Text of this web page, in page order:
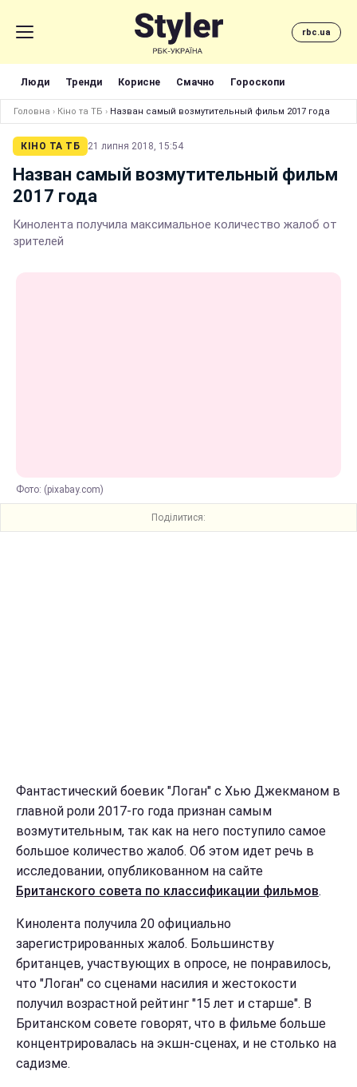
rbc.ua
Люди Тренди Корисне Смачно Гороскопи
Головна › Кіно та ТБ › Назван самый возмутительный фильм 2017 года
КІНО ТА ТБ 21 липня 2018, 15:54
Назван самый возмутительный фильм
2017 года
Кинолента получила максимальное количество жалоб от
зрителей
Фото: (pixabay.com)
Поділитися:
Фантастический боевик "Логан" с Хью Джекманом в
главной роли 2017-го года признан самым
возмутительным, так как на него поступило самое
большое количество жалоб. Об этом идет речь в
исследовании, опубликованном на сайте
Британского совета по классификации фильмов.
Кинолента получила 20 официально
зарегистрированных жалоб. Большинству
британцев, участвующих в опросе, не понравилось,
что "Логан" со сценами насилия и жестокости
получил возрастной рейтинг "15 лет и старше". В
Британском совете говорят, что в фильме больше
концентрировалась на экшн-сценах, и не столько на
садизме.